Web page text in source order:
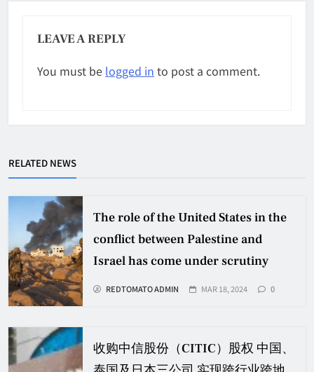
LEAVE A REPLY
You must be logged in to post a comment.
RELATED NEWS
The role of the United States in the
conflict between Palestine and
Israel has come under scrutiny
REDTOMATO ADMIN MAR 18, 2024 0
收购中信股份（CITIC）股权 中国、